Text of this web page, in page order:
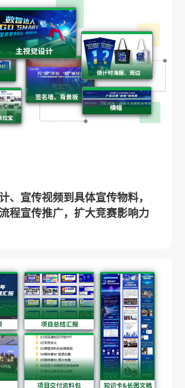
、宣传视频到具体宣传物料，
程宣传推广，扩大竞赛影响力